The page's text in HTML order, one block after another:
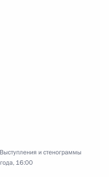
Выступления и стенограммы
16:00